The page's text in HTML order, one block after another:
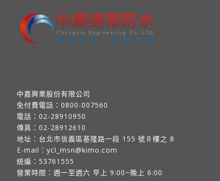
中嘉興業股份有限公司
免付費電話： 0800-007560
電話： 02-28910950
傳真： 02-28912610
地址： 台北市信義區基隆路一段 155 號８樓之 8
E-mail： ycl_msn@kimo.com
統編：53761555
營業時間：週一至週六 早上 9:00~晚上 6:00